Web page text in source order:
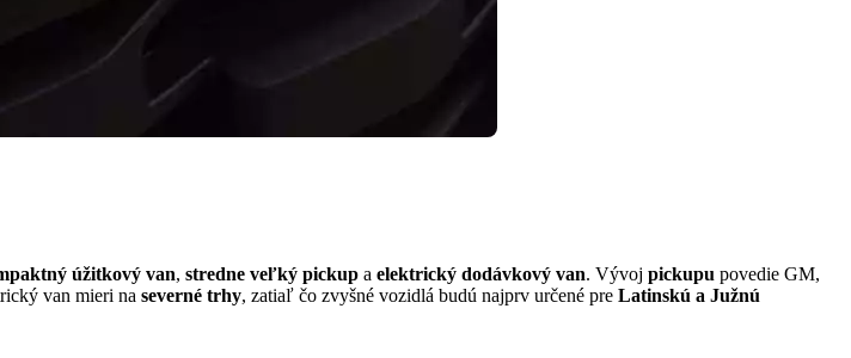
úžitkový van, stredne veľký pickup a elektrický dodávkový van. Vývoj pickupu povedie GM,
van mieri na severné trhy, zatiaľ čo zvyšné vozidlá budú najprv určené pre Latinskú a Južnú